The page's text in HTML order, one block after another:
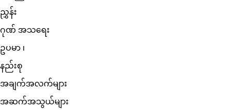
ညွှန်း
ဂုဏ် အသရေး
ဥပမာ ၊
နည်းစု
အချက်အလက်များ
အဆက်အသွယ်များ